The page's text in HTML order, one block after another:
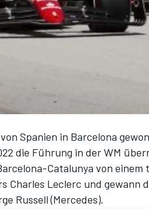
Spanien in Barcelona
die Führung in der WM
Catalunya von einem
Leclerc und gewann
Russell (Mercedes).